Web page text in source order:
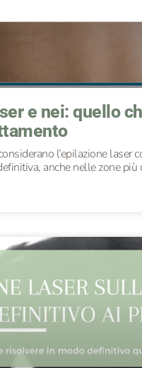
e nei: quello
l’epilazione laser
anche nelle zone più